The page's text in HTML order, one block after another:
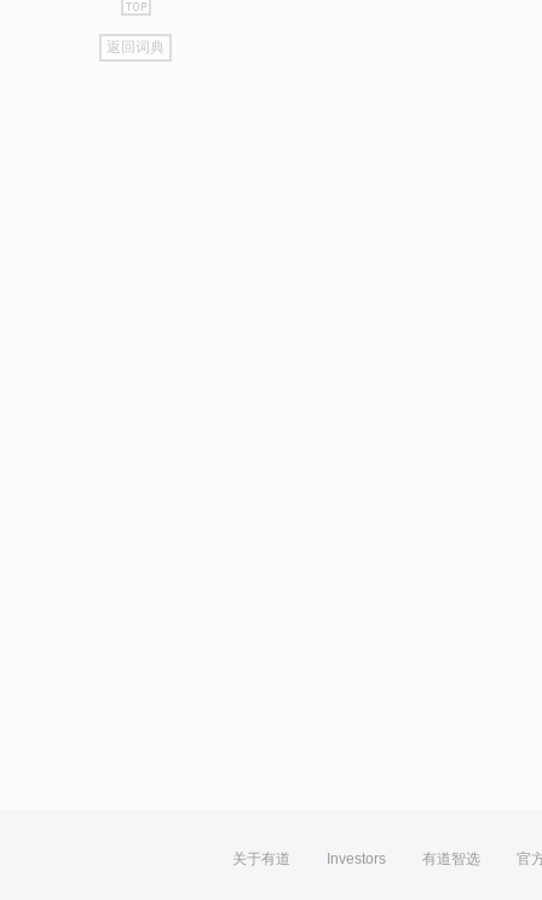
go
top
返回词典
关于有道 Investors 有道智选 官